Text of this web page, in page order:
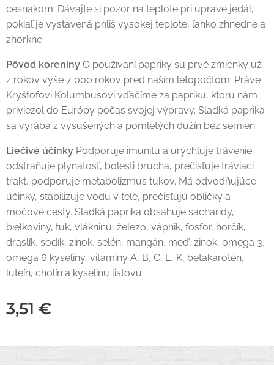
cesnakom. Dávajte si pozor na teplote pri úprave jedál,
pokiaľ je vystavená príliš vysokej teplote, ľahko zhnedne a
zhorkne.
Pôvod koreniny O používaní papriky sú prvé zmienky už
z rokov vyše 7 000 rokov pred naším letopočtom. Práve
Kryštofovi Kolumbusovi vďačíme za papriku, ktorú nám
priviezol do Európy počas svojej výpravy. Sladká paprika
sa vyrába z vysušených a pomletých dužín bez semien.
Liečivé účinky Podporuje imunitu a urýchľuje trávenie,
odstraňuje plynatosť, bolesti brucha, prečisťuje tráviaci
trakt, podporuje metabolizmus tukov. Má odvodňujúce
účinky, stabilizuje vodu v tele, prečisťujú obličky a
močové cesty. Sladká paprika obsahuje sacharidy,
bielkoviny, tuk, vlákninu, železo, vápnik, fosfor, horčík,
draslík, sodík, zinok, selén, mangán, meď, zinok, omega 3,
omega 6 kyseliny, vitamíny A, B, C, E, K, betakarotén,
luteín, cholín a kyselinu listovú.
3,51 €